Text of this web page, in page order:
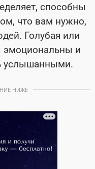
способны
что вам нужно,
Голубая или
эмоциональны и
услышанными.
НИЖЕ